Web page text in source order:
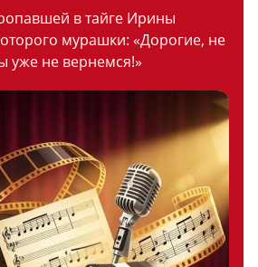
в тайге Ирины
мурашки: «Дорогие, не
уже не вернемся!»